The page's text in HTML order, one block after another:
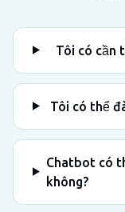
Tôi có cần
Tôi có thể
Chatbot có
không?